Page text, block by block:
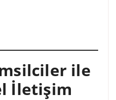
ile
İletişim